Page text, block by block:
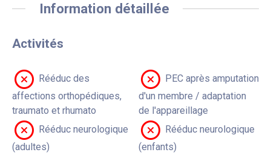
Information détaillée
Activités
Rééduc des
affections orthopédiques,
traumato et rhumato
PEC après amputation
d'un membre / adaptation
de l'appareillage
Rééduc neurologique
(adultes)
Rééduc neurologique
(enfants)